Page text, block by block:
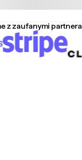
z zaufanymi